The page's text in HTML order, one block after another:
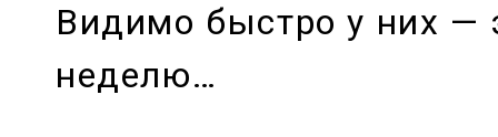
Видимо быстро у них —
неделю…